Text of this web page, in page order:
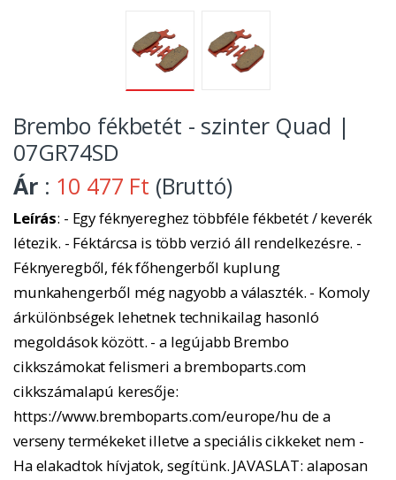
Brembo fékbetét - szinter Quad |
07GR74SD
Ár : 10 477 Ft (Bruttó)
Leírás: - Egy féknyereghez többféle fékbetét / keverék
létezik. - Féktárcsa is több verzió áll rendelkezésre. -
Féknyeregből, fék főhengerből kuplung
munkahengerből még nagyobb a választék. - Komoly
árkülönbségek lehetnek technikailag hasonló
megoldások között. - a legújabb Brembo
cikkszámokat felismeri a bremboparts.com
cikkszámalapú keresője:
https://www.bremboparts.com/europe/hu de a
verseny termékeket illetve a speciális cikkeket nem -
Ha elakadtok hívjatok, segítünk. JAVASLAT: alaposan